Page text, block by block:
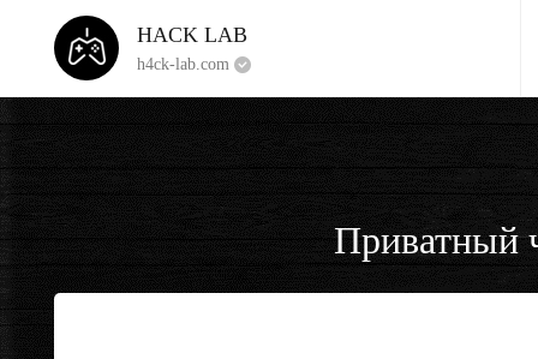
HACK LAB
h4ck-lab.com
Приватный